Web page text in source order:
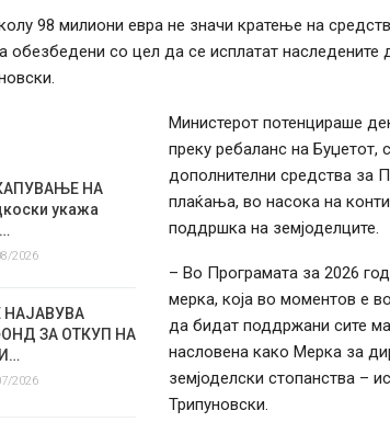
98 милиони евра не значи кратење на
обезбедени со цел да се исплатат наследените
НА
укажа
2026
ЗА ОТКУП НА
2026
Министерот потенцираше
преку ребаланс на Буџетот,
дополнителни средства за
плаќања, во насока на
поддршка на земјоделците.
– Во Програмата за 2026
мерка, која во моментов е
да бидат поддржани сите
насловена како Мерка за
земјоделски стопанства –
Трипуновски.